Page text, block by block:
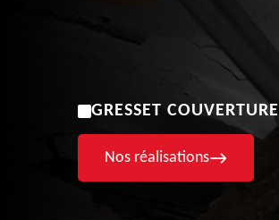
GRESSET COUVERTURE
Nos réalisations